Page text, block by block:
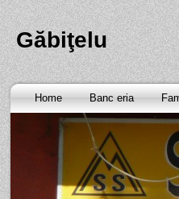
Găbiţelu
Home Banc eria